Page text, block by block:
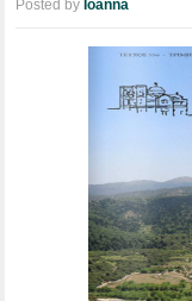
Posted by Ioanna